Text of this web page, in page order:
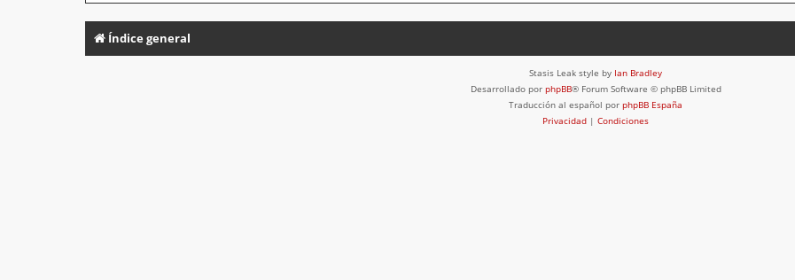
Índice general
Stasis Leak style by Ian Bradley
Desarrollado por phpBB® Forum Software © phpBB Limited
Traducción al español por phpBB España
Privacidad | Condiciones